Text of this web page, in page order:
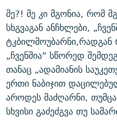
მე?! მე კი მგონია, რომ
სხგვაგან ანჩხლები,
ტკბილმოუბარნი,რადგან
„ჩვენშია“ სწორედ
თანაც „ადამიანის
ერთი ნაბიჯით
აროდეს მაძღარნი, თუმცა
სხვისი გაძეძგვა თუ